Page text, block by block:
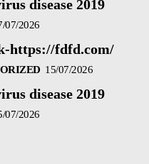
disease 2019
07/2026
https://fdfd.com/
15/07/2026
disease 2019
07/2026